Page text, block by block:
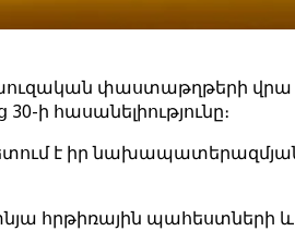
փաստաթղթերի
ի հասանելիությունը։
է իր
հրթիռային պահեստների